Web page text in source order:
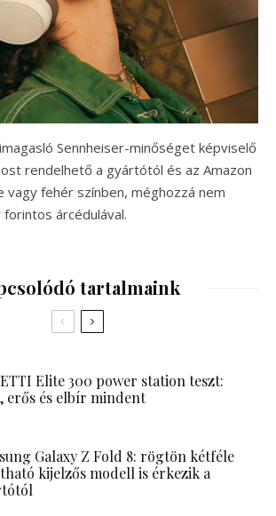
Sennheiser-minőséget képviselő
rendelhető a gyártótól és az Amazon
vagy fehér színben, méghozzá nem
árcédulával.
tartalmaink
Elite 300 power station teszt:
erős és elbír mindent
Galaxy Z Fold 8: rögtön kétféle
kijelzős modell is érkezik a